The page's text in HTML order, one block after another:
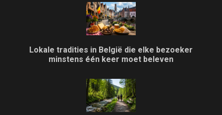
Lokale tradities in België die elke bezoeker
minstens één keer moet beleven